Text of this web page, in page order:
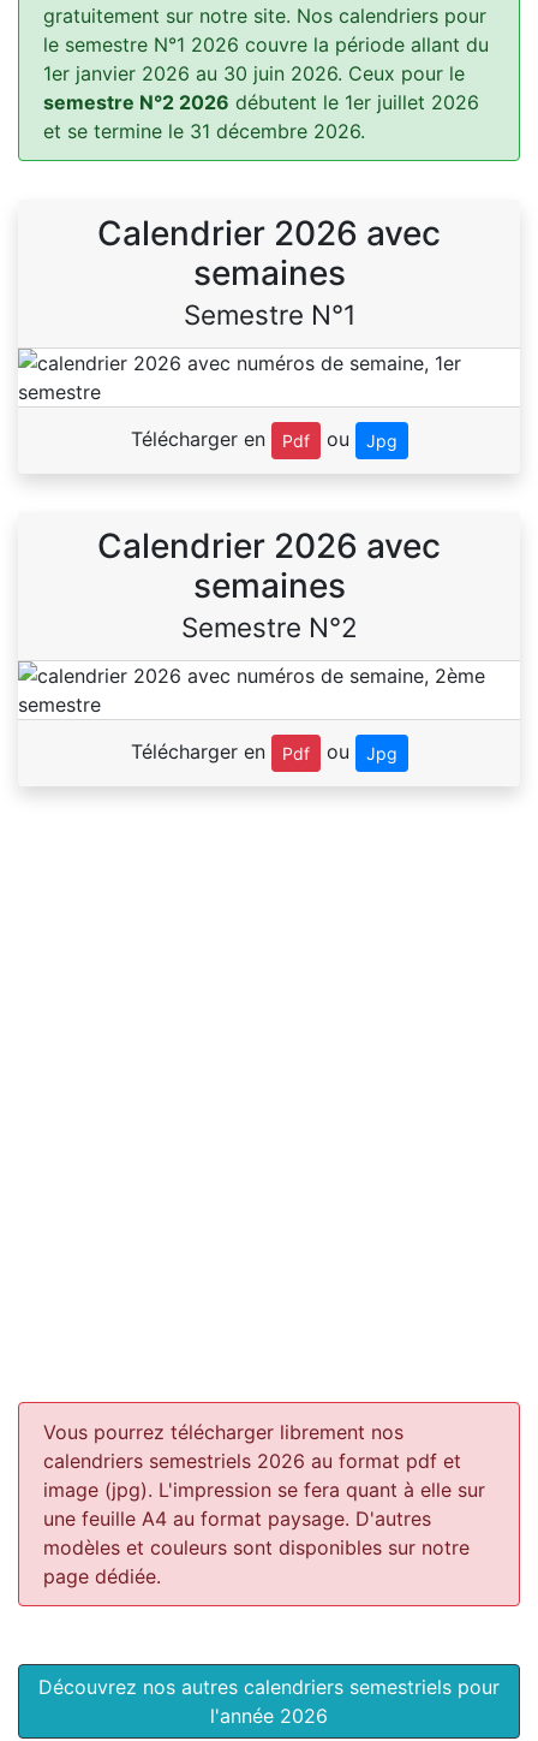
gratuitement sur notre site. Nos calendriers pour
le semestre N°1 2026 couvre la période allant du
1er janvier 2026 au 30 juin 2026. Ceux pour le
semestre N°2 2026 débutent le 1er juillet 2026
et se termine le 31 décembre 2026.
Calendrier 2026 avec
semaines
Semestre N°1
Télécharger en Pdf ou Jpg
Calendrier 2026 avec
semaines
Semestre N°2
Télécharger en Pdf ou Jpg
Vous pourrez télécharger librement nos
calendriers semestriels 2026 au format pdf et
image (jpg). L'impression se fera quant à elle sur
une feuille A4 au format paysage. D'autres
modèles et couleurs sont disponibles sur notre
page dédiée.
Découvrez nos autres calendriers semestriels pour
l'année 2026